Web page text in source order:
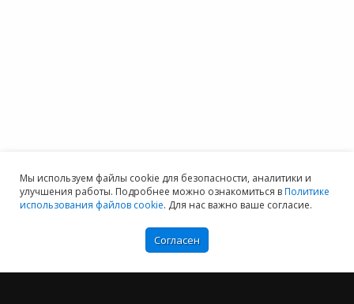
Мы используем файлы cookie для безопасности, аналитики и
улучшения работы. Подробнее можно ознакомиться вПолитике
использования файлов cookie. Для нас важно ваше согласие.
Согласен